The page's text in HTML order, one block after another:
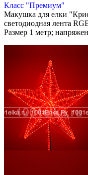
Класс "Премиум"
Макушка для елки
светодиодная лента
Размер 1 метр;